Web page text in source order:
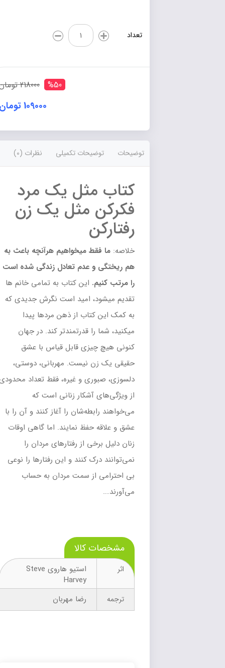
کتاب
مثل
فکرکن
آزرمیدخت
218000 تومان
توضیحات توضیحات تکمیلی نظرات (0)
کتاب مثل یک مرد
فکرکن مثل یک زن
رفتارکن
خلاصه:ما فقط میخواهیم هرآنچه باعث به
هم ریختگی و عدم تعادل زندگی شده است
را مرتب کنیم.این کتاب به تمامی خانم ها
تقدیم میشود، امید است نگرش جدیدی که
به کمک این کتاب از ذهن مردها پیدا
میکنید، شما را قدرتمندتر کند. در جهان
کنونی هیچ چیزی قابل قیاس با عشق
حقیقی یک زن نیست. مهربانی، دوستی،
دلسوزی، صبوری و غیره، فقط تعداد محدودی
از ویژگی‌های آشکار زنانی است که
می‌خواهند رابطه‌شان را آغاز کنند و آن را با
عشق و علاقه حفظ نمایند. اما گاهی اوقات
زنان دلیل برخی از رفتارهای مردان را
نمی‌توانند درک کنند و این رفتارها را نوعی
بی‌ احترامی از سمت مردان به حساب
می‌آورند….
مشخصات کالا
استیو هاروی Steve
رضا مهربان